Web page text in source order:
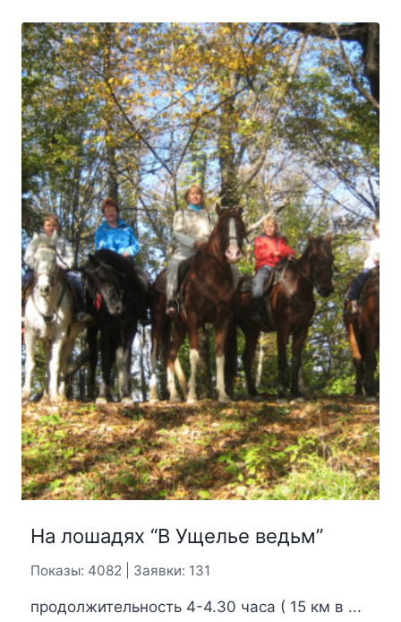
На лошадях “В Ущелье ведьм”
Показы: 4082 | Заявки: 131
продолжительность 4-4.30 часа ( 15 км в ...